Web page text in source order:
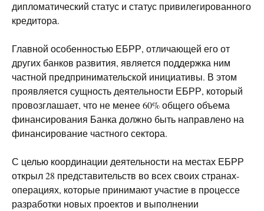
дипломатический статус и статус привилегированного
кредитора.
Главной особенностью ЕБРР, отличающей его от
других банков развития, является поддержка ним
частной предпринимательской инициативы. В этом
проявляется сущность деятельности ЕБРР, который
провозглашает, что не менее 60% общего объема
финансирования Банка должно быть направлено на
финансирование частного сектора.
С целью координации деятельности на местах ЕБРР
открыл 28 представительств во всех своих странах-
операциях, которые принимают участие в процессе
разработки новых проектов и выполнении